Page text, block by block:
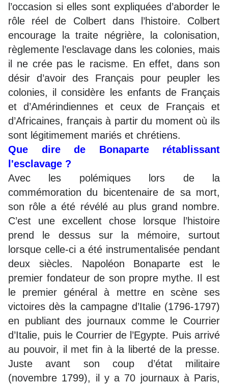
l’occasion si elles sont expliquées d’aborder le
rôle réel de Colbert dans l’histoire. Colbert
encourage la traite négrière, la colonisation,
règlemente l’esclavage dans les colonies, mais
il ne crée pas le racisme. En effet, dans son
désir d’avoir des Français pour peupler les
colonies, il considère les enfants de Français
et d’Amérindiennes et ceux de Français et
d’Africaines, français à partir du moment où ils
sont légitimement mariés et chrétiens.
Que dire de Bonaparte rétablissant
l'esclavage ?
Avec les polémiques lors de la
commémoration du bicentenaire de sa mort,
son rôle a été révélé au plus grand nombre.
C’est une excellent chose lorsque l’histoire
prend le dessus sur la mémoire, surtout
lorsque celle-ci a été instrumentalisée pendant
deux siècles. Napoléon Bonaparte est le
premier fondateur de son propre mythe. Il est
le premier général à mettre en scène ses
victoires dès la campagne d’Italie (1796-1797)
en publiant des journaux comme le Courrier
d’Italie, puis le Courrier de l’Egypte. Puis arrivé
au pouvoir, il met fin à la liberté de la presse.
Juste avant son coup d’état militaire
(novembre 1799), il y a 70 journaux à Paris,